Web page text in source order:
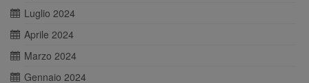
Luglio 2024
Aprile 2024
Marzo 2024
Gennaio 2024